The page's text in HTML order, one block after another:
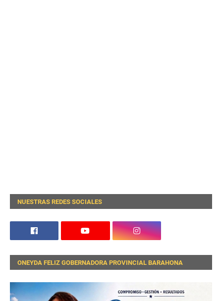
NUESTRAS REDES SOCIALES
ONEYDA FELIZ GOBERNADORA PROVINCIAL BARAHONA